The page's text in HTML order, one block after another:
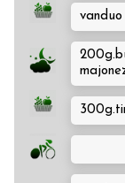
vanduo